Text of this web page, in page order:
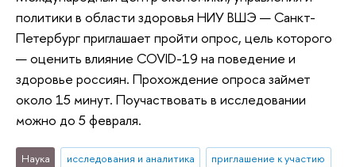
политики в области здоровья НИУ ВШЭ — Санкт-
Петербург приглашает пройти опрос, цель которого
— оценить влияние COVID-19 на поведение и
здоровье россиян. Прохождение опроса займет
около 15 минут. Поучаствовать в исследовании
можно до 5 февраля.
Наука исследования и аналитика
приглашение к участию